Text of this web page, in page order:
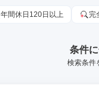
年間休日120日以上 完
条件
検索条件